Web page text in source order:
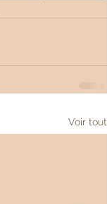
Voir tout